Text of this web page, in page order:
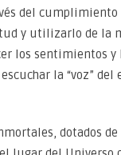
del cumplimiento
y utilizarlo de la
los sentimientos
la “voz”
dotados